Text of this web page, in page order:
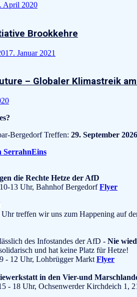
April 2020
Brookkehre
17. Januar 2021
– Globaler Klimastreik
Bergedorf Treffen: 29. September
SerrahnEins
die Rechte Hetze der AfD
13 Uhr, Bahnhof BergedorfFlyer
Uhr treffen wir uns zum Happening auf
des Infostandes der AfD - Nie
und hat keine Platz für Hetze!
- 12 Uhr, Lohbrügger Markt Flyer
in den Vier-und
- 18 Uhr, Ochsenwerder Kirchdeich